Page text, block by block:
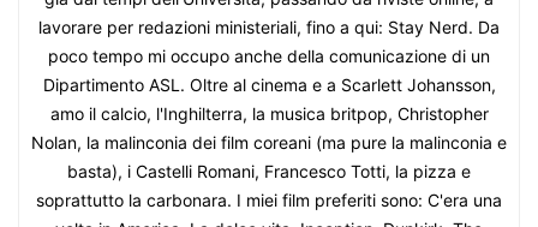
lavorare per redazioni ministeriali, fino a qui: Stay Nerd. Da
poco tempo mi occupo anche della comunicazione di un
Dipartimento ASL. Oltre al cinema e a Scarlett Johansson,
amo il calcio, l'Inghilterra, la musica britpop, Christopher
Nolan, la malinconia dei film coreani (ma pure la malinconia e
basta), i Castelli Romani, Francesco Totti, la pizza e
soprattutto la carbonara. I miei film preferiti sono: C'era una